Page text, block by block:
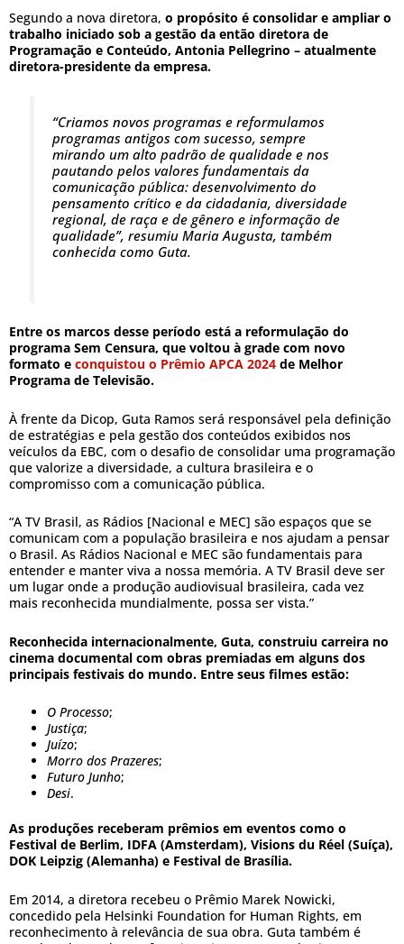
Segundo a nova diretora, o propósito é consolidar e ampliar o
trabalho iniciado sob a gestão da então diretora de
Programação e Conteúdo, Antonia Pellegrino – atualmente
diretora-presidente da empresa.
“Criamos novos programas e reformulamos
programas antigos com sucesso, sempre
mirando um alto padrão de qualidade e nos
pautando pelos valores fundamentais da
comunicação pública: desenvolvimento do
pensamento crítico e da cidadania, diversidade
regional, de raça e de gênero e informação de
qualidade”, resumiu Maria Augusta, também
conhecida como Guta.
Entre os marcos desse período está a reformulação do
programa Sem Censura, que voltou à grade com novo
formato e conquistou o Prêmio APCA 2024 de Melhor
Programa de Televisão.
À frente da Dicop, Guta Ramos será responsável pela definição
de estratégias e pela gestão dos conteúdos exibidos nos
veículos da EBC, com o desafio de consolidar uma programação
que valorize a diversidade, a cultura brasileira e o
compromisso com a comunicação pública.
“A TV Brasil, as Rádios [Nacional e MEC] são espaços que se
comunicam com a população brasileira e nos ajudam a pensar
o Brasil. As Rádios Nacional e MEC são fundamentais para
entender e manter viva a nossa memória. A TV Brasil deve ser
um lugar onde a produção audiovisual brasileira, cada vez
mais reconhecida mundialmente, possa ser vista.”
Reconhecida internacionalmente, Guta, construiu carreira no
cinema documental com obras premiadas em alguns dos
principais festivais do mundo. Entre seus filmes estão:
O Processo;
Justiça;
Juízo;
Morro dos Prazeres;
Futuro Junho;
Desi.
As produções receberam prêmios em eventos como o
Festival de Berlim, IDFA (Amsterdam), Visions du Réel (Suíça),
DOK Leipzig (Alemanha) e Festival de Brasília.
Em 2014, a diretora recebeu o Prêmio Marek Nowicki,
concedido pela Helsinki Foundation for Human Rights, em
reconhecimento à relevância de sua obra. Guta também é